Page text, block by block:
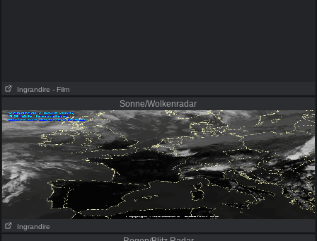
Ingrandire - Film
Sonne/Wolkenradar
Ingrandire